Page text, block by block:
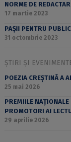
NORME DE
17 martie 2023
PAȘII PENTRU
31 octombrie 2023
ȘTIRI ȘI
POEZIA CREȘTINĂ A
25 mai 2026
PREMIILE NAȚIONALE
PROMOTORI AI
29 aprilie 2026